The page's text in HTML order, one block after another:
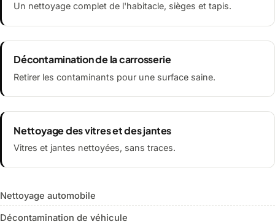
Un nettoyage complet de l'habitacle, sièges et tapis.
Décontamination de la carrosserie
Retirer les contaminants pour une surface saine.
Nettoyage des vitres et des jantes
Vitres et jantes nettoyées, sans traces.
Nettoyage automobile
Décontamination de véhicule